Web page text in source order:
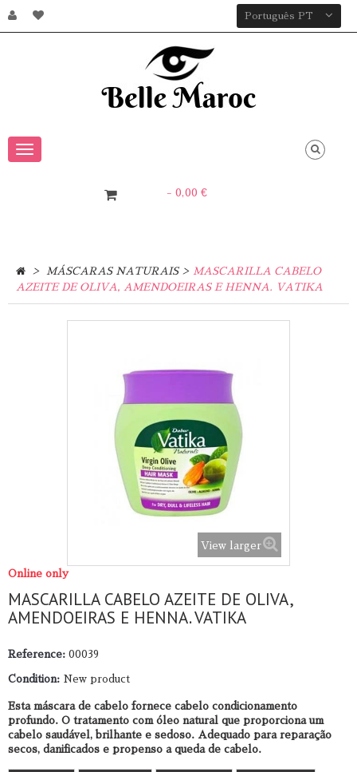
Português PT
Toggle
- 0,00 €
> MÁSCARAS NATURAIS > MASCARILLA CABELO
AZEITE DE OLIVA, AMENDOEIRAS E HENNA. VATIKA
View larger
Online only
MASCARILLA CABELO AZEITE DE OLIVA,
AMENDOEIRAS E HENNA. VATIKA
Reference: 00039
Condition: New product
Esta máscara de cabelo fornece cabelo condicionamento
profundo. O tratamento com óleo natural que proporciona um
cabelo saudável, brilhante e sedoso. Adequado para reparação
secos, danificados e propenso a queda de cabelo.